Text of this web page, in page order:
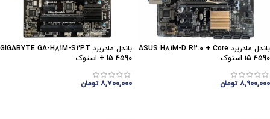
باندل مادربرد ASUS H81M-D R2.0 + Core
i5 4590 استوک
۸,۹۰۰,۰۰۰ تومان
باندل مادربرد GIGABYTE GA-H81M-S2PT
+ I5 4590 استوک
۸,۷۰۰,۰۰۰ تومان